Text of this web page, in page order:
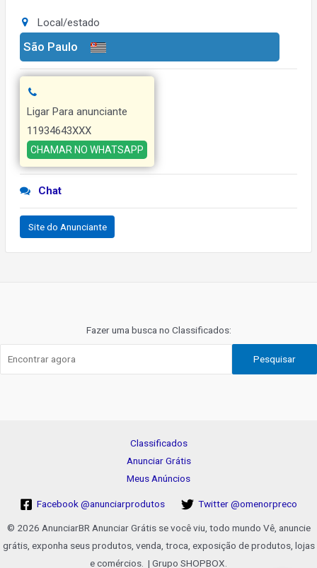
Local/estado
São Paulo
Ligar Para anunciante
11934643XXX
CHAMAR NO WHATSAPP
Chat
Site do Anunciante
Fazer uma busca no Classificados:
Pesquisar
Classificados
Anunciar Grátis
Meus Anúncios
Facebook @anunciarprodutos Twitter @omenorpreco
© 2026 AnunciarBR Anunciar Grátis se você viu, todo mundo Vê, anuncie
grátis, exponha seus produtos, venda, troca, exposição de produtos, lojas
e comércios. | Grupo SHOPBOX.